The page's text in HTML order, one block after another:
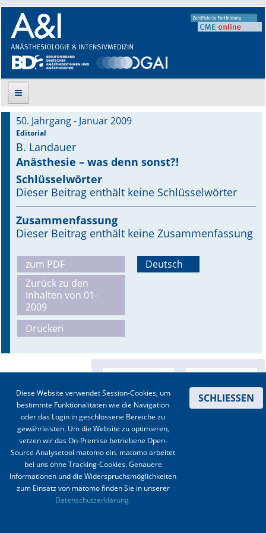
Suche
Aktuelle Ausgabe
Leitlinien
Supplements
Supplements OrphanAnesthesia
Online First
A&I English
Bestell-Service
Stellenmarkt
Kongresskalender
50. Jahrgang - Januar 2009
Editorial
B. Landauer
Anästhesie – was denn sonst?!
Schlüsselwörter
Dieser Beitrag enthält keine Schlüsselwörter
Zusammenfassung
Dieser Beitrag enthält keine Zusammenfassung
zum PDF
Zurück zu den
Inhalten von 01-
2009
Drucken
Deutsch
Impressum Datenschutz
Diese Website verwendet Session-Cookies, um
bestimmte Funktionalitäten wie die Navigation
oder das Login in geschlossene Bereiche zu
gewährleisten. Um die Website zu optimieren,
setzen wir das On-Premise betriebene Open-
Source Analysetool matomo ein. matomo arbeitet
bei uns ohne Tracking-Cookies. Genauere
Informationen und die Widerspruchsmöglichkeiten
zum Einsatz von matomo finden Sie in unserer
Datenschutzerklärung.
SCHLIESSEN